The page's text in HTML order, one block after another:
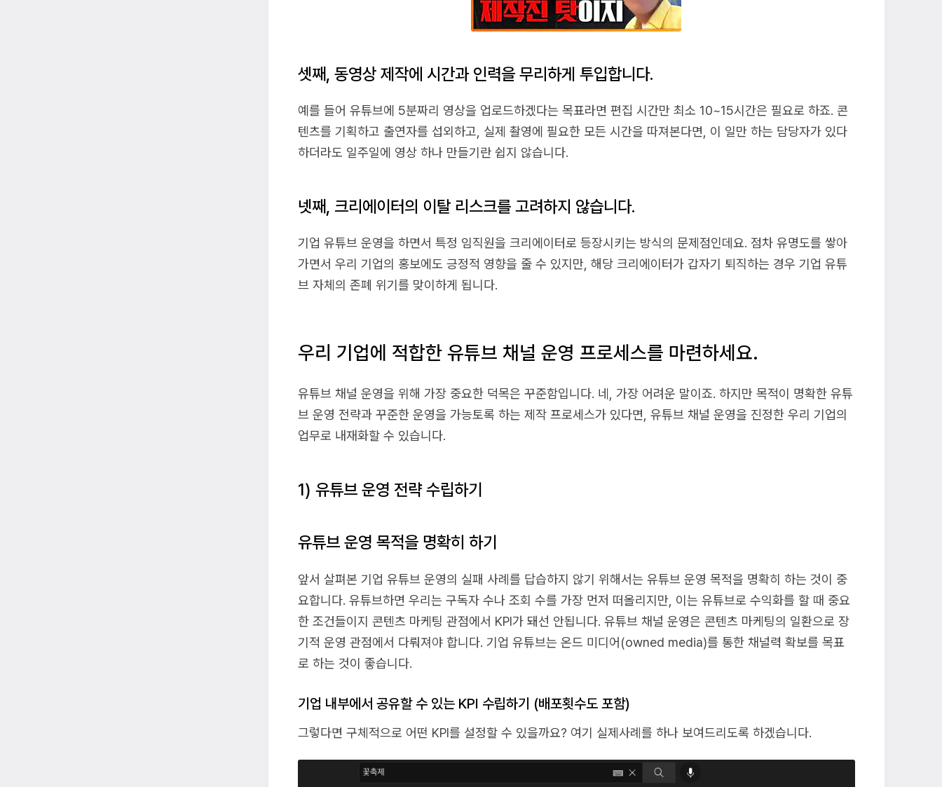
셋째, 동영상 제작에 시간과 인력을 무리하게 투입합니다.
예를 들어 유튜브에 5분짜리 영상을 업로드하겠다는 목표라면 편집 시간만 최소 10~15시간은 필요로 하죠. 콘
텐츠를 기획하고 출연자를 섭외하고, 실제 촬영에 필요한 모든 시간을 따져본다면, 이 일만 하는 담당자가 있다
하더라도 일주일에 영상 하나 만들기란 쉽지 않습니다.
넷째, 크리에이터의 이탈 리스크를 고려하지 않습니다.
기업 유튜브 운영을 하면서 특정 임직원을 크리에이터로 등장시키는 방식의 문제점인데요. 점차 유명도를 쌓아
가면서 우리 기업의 홍보에도 긍정적 영향을 줄 수 있지만, 해당 크리에이터가 갑자기 퇴직하는 경우 기업 유튜
브 자체의 존폐 위기를 맞이하게 됩니다.
우리 기업에 적합한 유튜브 채널 운영 프로세스를 마련하세요.
유튜브 채널 운영을 위해 가장 중요한 덕목은 꾸준함입니다. 네, 가장 어려운 말이죠. 하지만 목적이 명확한 유튜
브 운영 전략과 꾸준한 운영을 가능토록 하는 제작 프로세스가 있다면, 유튜브 채널 운영을 진정한 우리 기업의
업무로 내재화할 수 있습니다.
1) 유튜브 운영 전략 수립하기
유튜브 운영 목적을 명확히 하기
앞서 살펴본 기업 유튜브 운영의 실패 사례를 답습하지 않기 위해서는 유튜브 운영 목적을 명확히 하는 것이 중
요합니다. 유튜브하면 우리는 구독자 수나 조회 수를 가장 먼저 떠올리지만, 이는 유튜브로 수익화를 할 때 중요
한 조건들이지 콘텐츠 마케팅 관점에서 KPI가 돼선 안됩니다. 유튜브 채널 운영은 콘텐츠 마케팅의 일환으로 장
기적 운영 관점에서 다뤄져야 합니다. 기업 유튜브는 온드 미디어(owned media)를 통한 채널력 확보를 목표
로 하는 것이 좋습니다.
기업 내부에서 공유할 수 있는 KPI 수립하기 (배포횟수도 포함)
그렇다면 구체적으로 어떤 KPI를 설정할 수 있을까요? 여기 실제사례를 하나 보여드리도록 하겠습니다.